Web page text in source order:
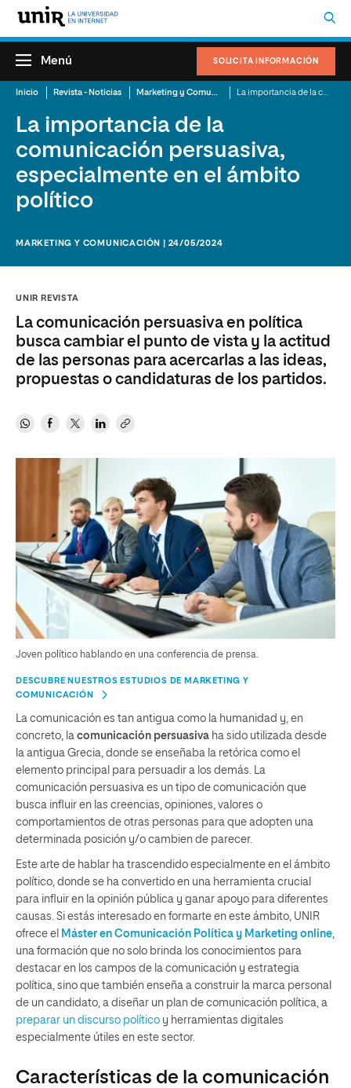
SOLICITA INFORMACIÓN
Menú
Inicio Revista - Noticias Marketing y Comunicación
La importancia de la
comunicación persuasiva,
especialmente en el ámbito
político
MARKETING Y COMUNICACIÓN | 24/05/2024
UNIR REVISTA
La comunicación persuasiva en política
busca cambiar el punto de vista y la actitud
de las personas para acercarlas a las ideas,
propuestas o candidaturas de los partidos.
Joven político hablando en una conferencia de prensa.
DESCUBRE NUESTROS ESTUDIOS DE MARKETING Y
COMUNICACIÓN
La comunicación es tan antigua como la humanidad y, en
concreto, la comunicación persuasiva ha sido utilizada desde
la antigua Grecia, donde se enseñaba la retórica como el
elemento principal para persuadir a los demás. La
comunicación persuasiva es un tipo de comunicación que
busca influir en las creencias, opiniones, valores o
comportamientos de otras personas para que adopten una
determinada posición y/o cambien de parecer.
Este arte de hablar ha trascendido especialmente en el ámbito
político, donde se ha convertido en una herramienta crucial
para influir en la opinión pública y ganar apoyo para diferentes
causas. Si estás interesado en formarte en este ámbito, UNIR
ofrece el Máster en Comunicación Política y Marketing online
una formación que no solo brinda los conocimientos para
destacar en los campos de la comunicación y estrategia
política, sino que también enseña a construir la marca personal
de un candidato, a diseñar un plan de comunicación política, a
preparar un discurso político y herramientas digitales
especialmente útiles en este sector.
Características de la comunicación